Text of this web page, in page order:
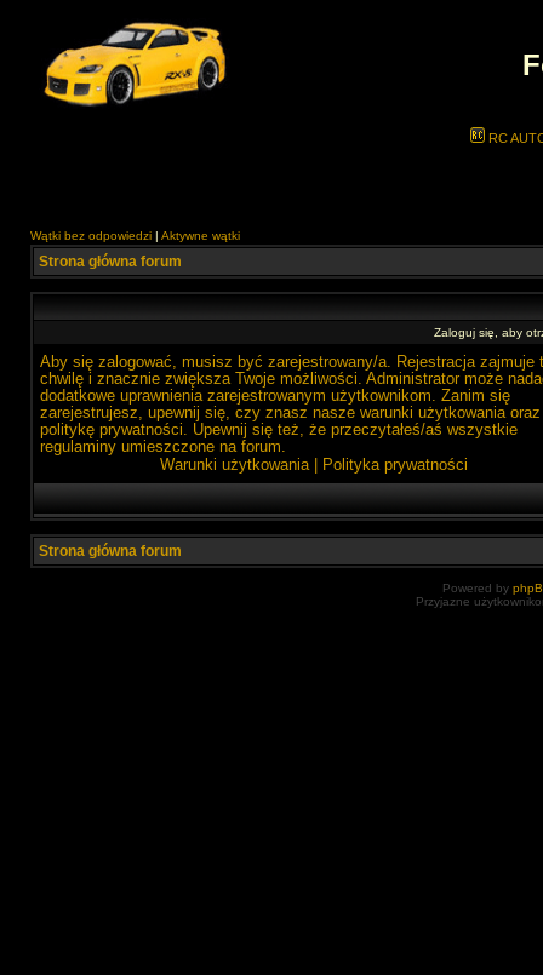
RC
Wątki bez odpowiedzi | Aktywne wątki
Strona główna forum
Zaloguj się, aby
Aby się zalogować, musisz być zarejestrowany/a. Rejestracja zajmuje
chwilę i znacznie zwiększa Twoje możliwości. Administrator może
dodatkowe uprawnienia zarejestrowanym użytkownikom. Zanim się
zarejestrujesz, upewnij się, czy znasz nasze warunki użytkowania oraz
politykę prywatności. Upewnij się też, że przeczytałeś/aś wszystkie
regulaminy umieszczone na forum.
Warunki użytkowania| Polityka prywatności
Strona główna forum
Powered by
Przyjazne